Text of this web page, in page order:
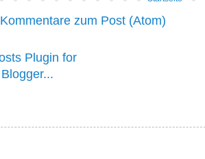
Kommentare zum Post (Atom)